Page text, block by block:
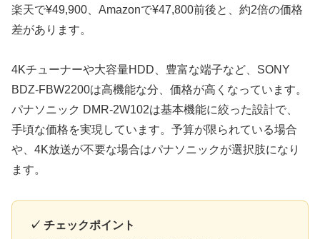
楽天で¥49,900、Amazonで¥47,800前後と、約2倍の価格
差があります。
4Kチューナーや大容量HDD、豊富な端子など、SONY
BDZ-FBW2200は高機能な分、価格が高くなっています。
パナソニック DMR-2W102は基本機能に絞った設計で、
手頃な価格を実現しています。予算が限られている場合
や、4K放送が不要な場合はパナソニックが選択肢になり
ます。
✓ チェックポイント